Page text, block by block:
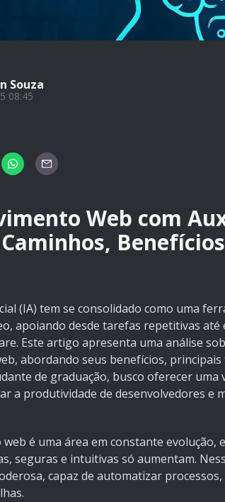
Souza
08:45
Web com
(IA) tem se consolidado como uma
apoiando desde tarefas repetitivas até
Este artigo apresenta uma análise
abordando seus benefícios,
de graduação, busco oferecer
a produtividade de desenvolvedores e
é uma área em constante evolução,
seguras e intuitivas só aumentam.
capaz de automatizar